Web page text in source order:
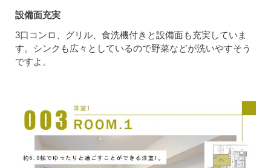
設備面充実
3口コンロ、グリル、食洗機付きと設備面も充実していま
す。シンクも広々としているので野菜などが洗いやすそう
ですよ。